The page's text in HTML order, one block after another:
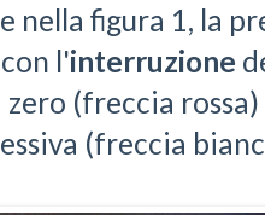
nella figura 1, la
l'interruzione
(freccia
(freccia